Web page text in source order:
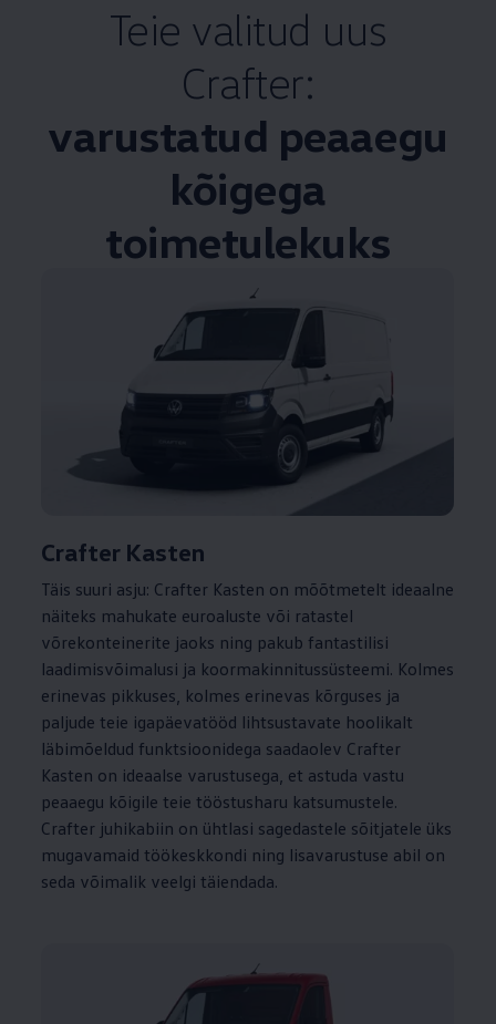
Teie valitud uus
Crafter:
varustatud peaaegu
kõigega
toimetulekuks
Crafter Kasten
Täis suuri asju: Crafter Kasten on mõõtmetelt ideaalne
näiteks mahukate euroaluste või ratastel
võrekonteinerite jaoks ning pakub fantastilisi
laadimisvõimalusi ja koormakinnitussüsteemi. Kolmes
erinevas pikkuses, kolmes erinevas kõrguses ja
paljude teie igapäevatööd lihtsustavate hoolikalt
läbimõeldud funktsioonidega saadaolev Crafter
Kasten on ideaalse varustusega, et astuda vastu
peaaegu kõigile teie tööstusharu katsumustele.
Crafter juhikabiin on ühtlasi sagedastele sõitjatele üks
mugavamaid töökeskkondi ning lisavarustuse abil on
seda võimalik veelgi täiendada.